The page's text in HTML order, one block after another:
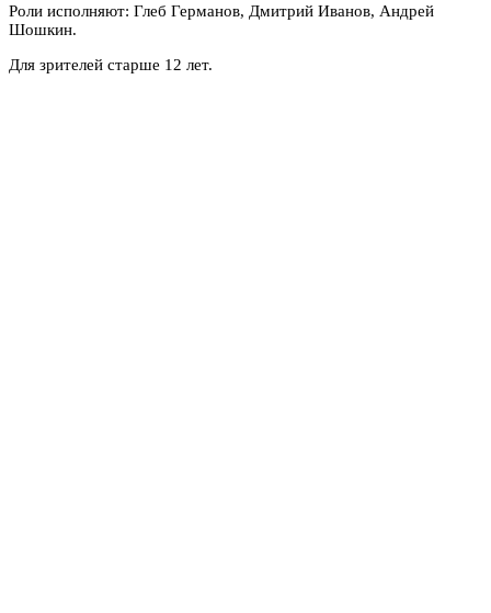
Роли исполняют: Глеб Германов, Дмитрий Иванов, Андрей
Шошкин.
Для зрителей старше 12 лет.